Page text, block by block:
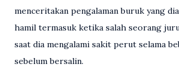
menceritakan pengalaman buruk yang
hamil termasuk ketika salah seorang
saat dia mengalami sakit perut selama
sebelum bersalin.